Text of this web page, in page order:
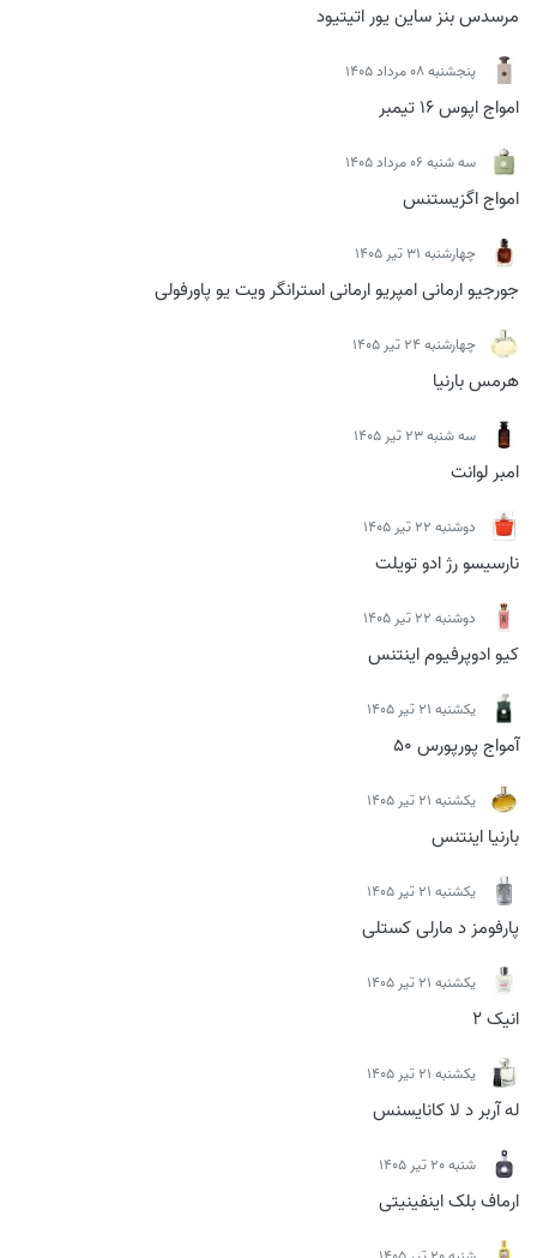
مرسدس بنز ساین یور اتیتیود
پنجشنبه 08 مرداد 1405
امواج اپوس 16 تیمبر
سه شنبه 06 مرداد 1405
امواج اگزیستنس
چهارشنبه 31 تیر 1405
جورجیو ارمانی امپریو ارمانی استرانگر ویت یو پاورفولی
چهارشنبه 24 تیر 1405
هرمس بارنیا
سه شنبه 23 تیر 1405
امبر لوانت
دوشنبه 22 تیر 1405
نارسیسو رژ ادو تویلت
دوشنبه 22 تیر 1405
کیو ادوپرفیوم اینتنس
يكشنبه 21 تیر 1405
آمواج پورپورس 50
يكشنبه 21 تیر 1405
بارنیا اینتنس
يكشنبه 21 تیر 1405
پارفومز د مارلی کستلی
يكشنبه 21 تیر 1405
انیک 2
يكشنبه 21 تیر 1405
له آربر د لا کانایسنس
شنبه 20 تیر 1405
ارماف بلک اینفینیتی